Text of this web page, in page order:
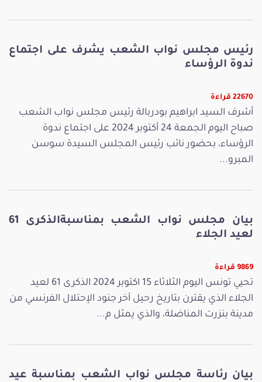
رئيس مجلس نواب الشعب يشرف على اجتماع
ندوة الرؤساء
22670 قراءة
أشرف السيد ابراهيم بودربالة رئيس مجلس نواب الشعب
صباح اليوم الجمعة 24 أكتوبر 2024 على اجتماع ندوة
الرؤساء، بحضور نائب رئيس المجلس السيدة سوسن
المبرو...
بيان مجلس نواب الشعب بمناسبةالذكرى 61
لعيد الجلاء
9869 قراءة
تحيي تونس اليوم الثلاثاء 15 اكتوبر 2024 الذكرى 61 لعيد
الجلاء الذي يقترن بتاريخ رحيل آخر جنود الإحتلال الفرنسي من
مدينة بنزرت المناضلة، والذي يمثل م...
بيان رئاسة مجلس نواب الشعب بمناسبة عيد